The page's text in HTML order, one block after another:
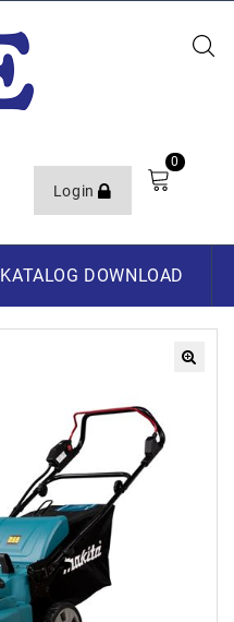
Login
0
KATALOG DOWNLOAD